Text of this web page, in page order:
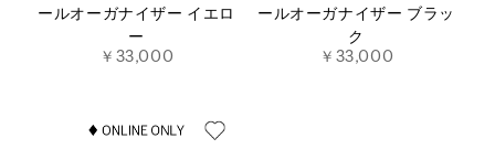
ールオーガナイザー イエロ
ー
￥33,000
ールオーガナイザー ブラッ
ク
￥33,000